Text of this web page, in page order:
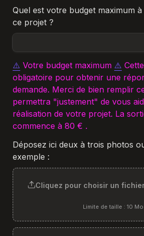
Quel est votre budget maximum
ce projet ?
⚠️ Votre budget maximum ⚠️
obligatoire pour obtenir une
demande. Merci de bien remplir
permettra "justement" de vous
réalisation de votre projet. La
commence à 80 € .
Déposez ici deux à trois photos
exemple :
Cliquez pour choisir un
Limite de taille : 10 Mo